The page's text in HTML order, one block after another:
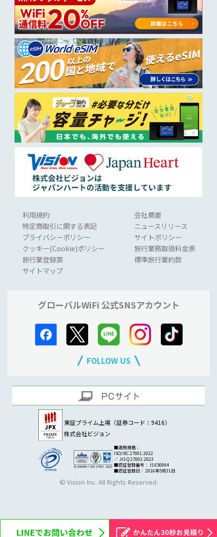
利用規約
特定商取引に関する表記
プライバシーポリシー
クッキー(Cookie)ポリシー
旅行業登録票
サイトマップ
会社概要
ニュースリリース
サイトポリシー
旅行業務取扱料金表
標準旅行業約款
グローバルWiFi 公式SNSアカウント
FOLLOW US
東証プライム上場（証券コード：9416）
株式会社ビジョン
■適用規格：
ISO/IEC 27001:2022
／ JIS Q 27001:2023
■認証登録番号： IS 650094
■認証登録日： 2016年5月31日
© Vision Inc. All Rights Reserved.